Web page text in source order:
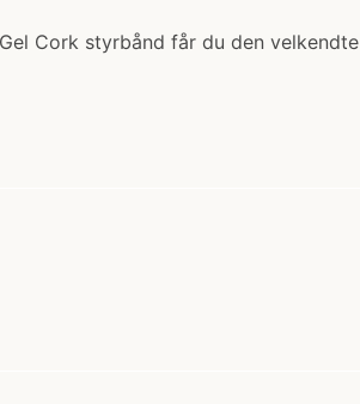
Cork styrbånd får du den velkendte